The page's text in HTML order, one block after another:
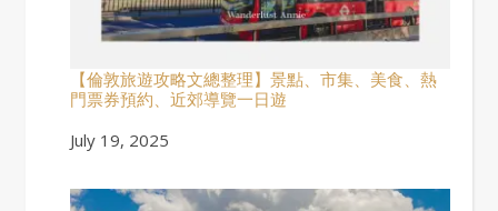
【倫敦旅遊攻略文總整理】景點、市集、美食、熱
門票券預約、近郊導覽一日遊
Date
July 19, 2025